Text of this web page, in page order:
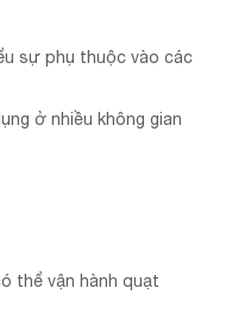
sự phụ thuộc vào các
ở nhiều không gian
thể vận hành quạt